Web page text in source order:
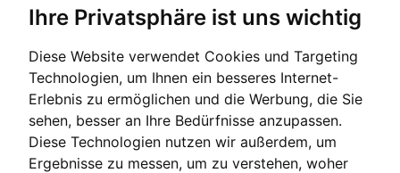
Ihre Privatsphäre ist uns wichtig
Diese Website verwendet Cookies und Targeting
Technologien, um Ihnen ein besseres Internet-
Erlebnis zu ermöglichen und die Werbung, die Sie
sehen, besser an Ihre Bedürfnisse anzupassen.
Diese Technologien nutzen wir außerdem, um
Ergebnisse zu messen, um zu verstehen, woher